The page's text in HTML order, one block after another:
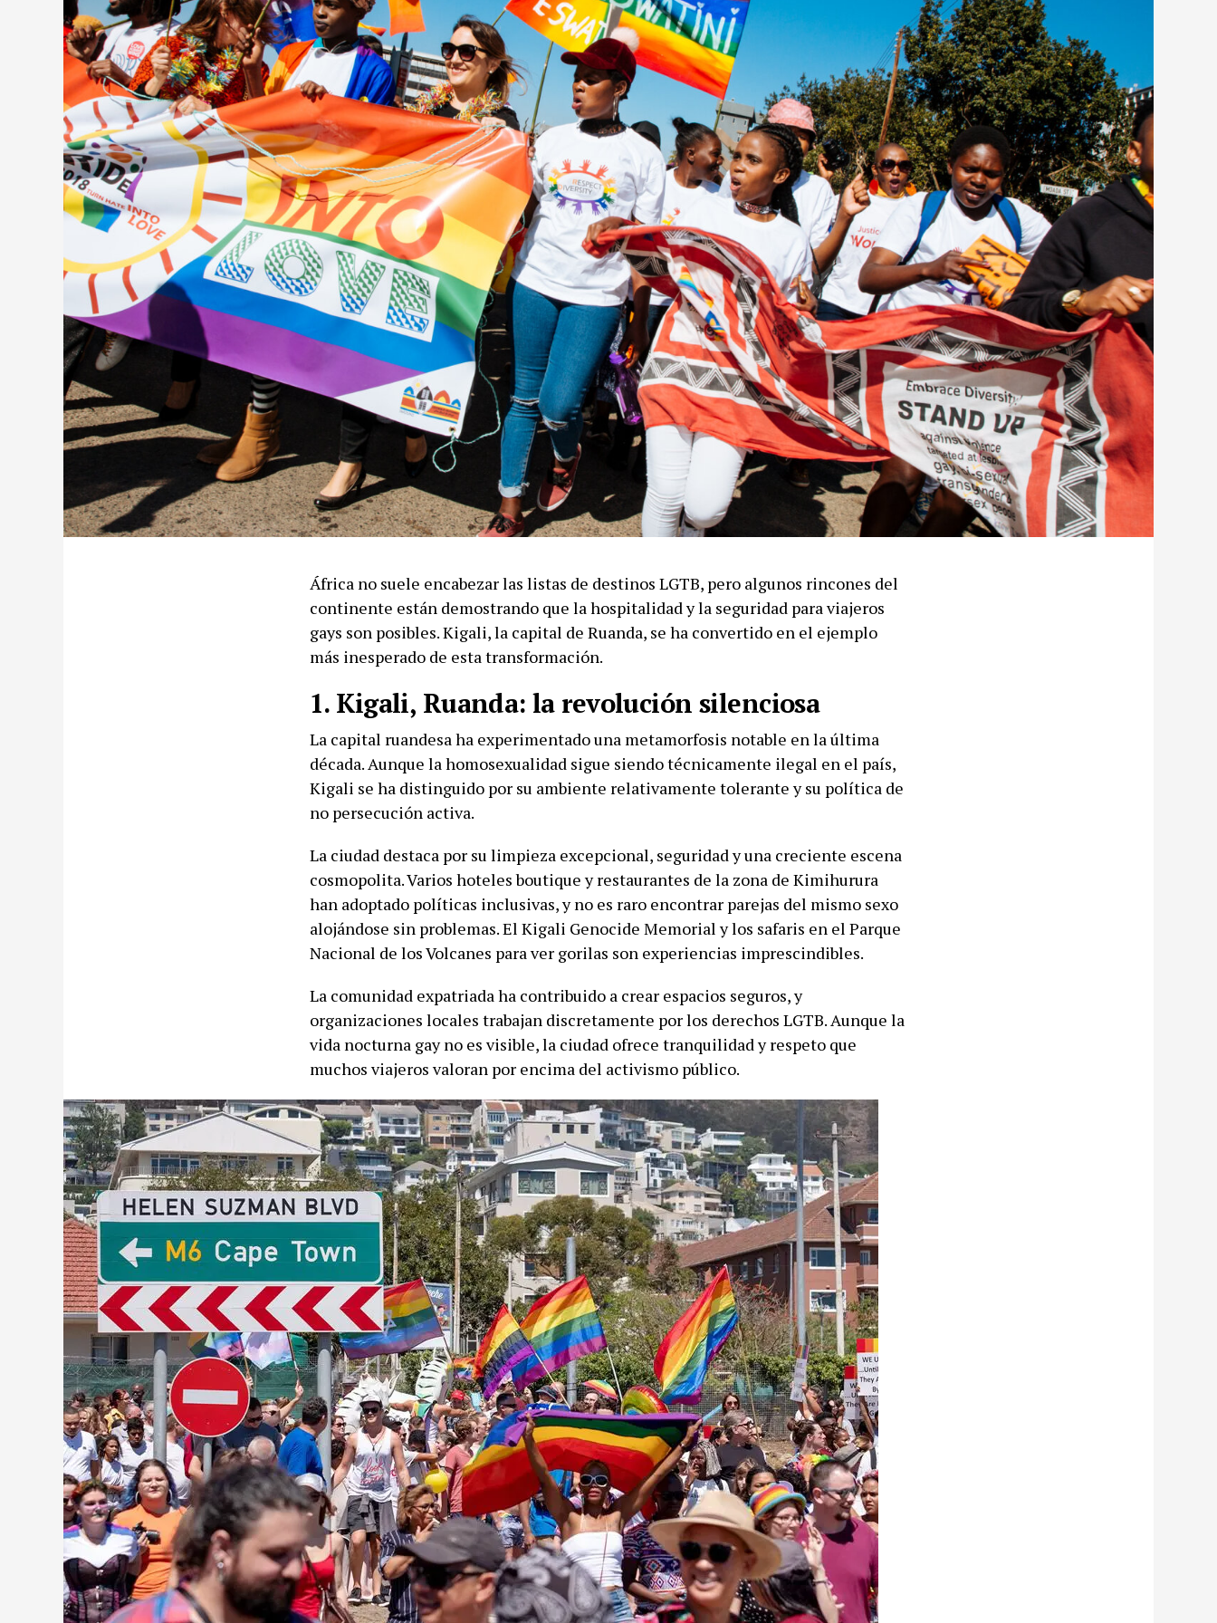
África no suele encabezar las listas de destinos LGTB, pero algunos rincones del
continente están demostrando que la hospitalidad y la seguridad para viajeros
gays son posibles. Kigali, la capital de Ruanda, se ha convertido en el ejemplo
más inesperado de esta transformación.
1. Kigali, Ruanda: la revolución silenciosa
La capital ruandesa ha experimentado una metamorfosis notable en la última
década. Aunque la homosexualidad sigue siendo técnicamente ilegal en el país,
Kigali se ha distinguido por su ambiente relativamente tolerante y su política de
no persecución activa.
La ciudad destaca por su limpieza excepcional, seguridad y una creciente escena
cosmopolita. Varios hoteles boutique y restaurantes de la zona de Kimihurura
han adoptado políticas inclusivas, y no es raro encontrar parejas del mismo sexo
alojándose sin problemas. El Kigali Genocide Memorial y los safaris en el Parque
Nacional de los Volcanes para ver gorilas son experiencias imprescindibles.
La comunidad expatriada ha contribuido a crear espacios seguros, y
organizaciones locales trabajan discretamente por los derechos LGTB. Aunque la
vida nocturna gay no es visible, la ciudad ofrece tranquilidad y respeto que
muchos viajeros valoran por encima del activismo público.